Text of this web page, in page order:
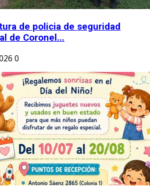
de policia de seguridad
de Coronel...
0